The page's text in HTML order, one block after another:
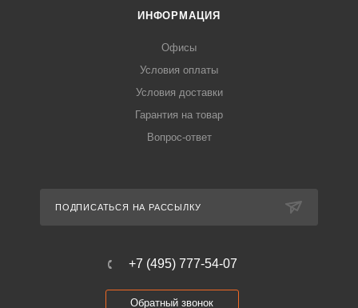
ИНФОРМАЦИЯ
Офисы
Условия оплаты
Условия доставки
Гарантия на товар
Вопрос-ответ
ПОДПИСАТЬСЯ НА РАССЫЛКУ
+7 (495) 777-54-07
Обратный звонок